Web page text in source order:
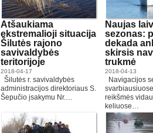
Atšaukiama
ekstremalioji situacija
Šilutės rajono
savivaldybės
teritorijoje
2018-04-17
Šilutės r. savivaldybės
administracijos direktoriaus S.
Šepučio įsakymu Nr.…
Naujas
sezonas:
dekada
skirsis
trukmė
2018-04-13
Navigacijos
reikšmės
keliuose…